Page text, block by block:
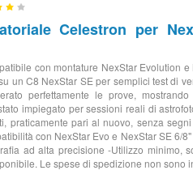
Celestron per
con montature NexStar Evolution e
un C8 NexStar SE per semplici test di
perfettamente le prove,
impiegato per sessioni reali di
praticamente pari al nuovo, senza
con NexStar Evo e NexStar SE 6/
ad alta precisione -Utilizzo minimo,
Le spese di spedizione non sono